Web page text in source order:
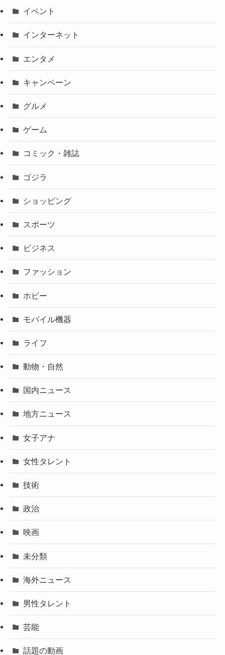
イベント
インターネット
エンタメ
キャンペーン
グルメ
ゲーム
コミック・雑誌
ゴジラ
ショッピング
スポーツ
ビジネス
ファッション
ホビー
モバイル機器
ライフ
動物・自然
国内ニュース
地方ニュース
女子アナ
女性タレント
技術
政治
映画
未分類
海外ニュース
男性タレント
芸能
話題の動画